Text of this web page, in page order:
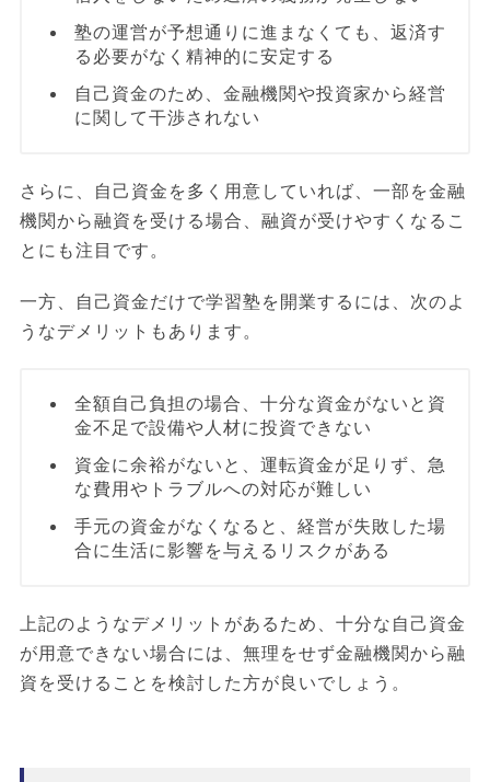
塾の運営が予想通りに進まなくても、返済す
る必要がなく精神的に安定する
自己資金のため、金融機関や投資家から経営
に関して干渉されない
さらに、自己資金を多く用意していれば、一部を金融
機関から融資を受ける場合、融資が受けやすくなるこ
とにも注目です。
一方、自己資金だけで学習塾を開業するには、次のよ
うなデメリットもあります。
全額自己負担の場合、十分な資金がないと資
金不足で設備や人材に投資できない
資金に余裕がないと、運転資金が足りず、急
な費用やトラブルへの対応が難しい
手元の資金がなくなると、経営が失敗した場
合に生活に影響を与えるリスクがある
上記のようなデメリットがあるため、十分な自己資金
が用意できない場合には、無理をせず金融機関から融
資を受けることを検討した方が良いでしょう。